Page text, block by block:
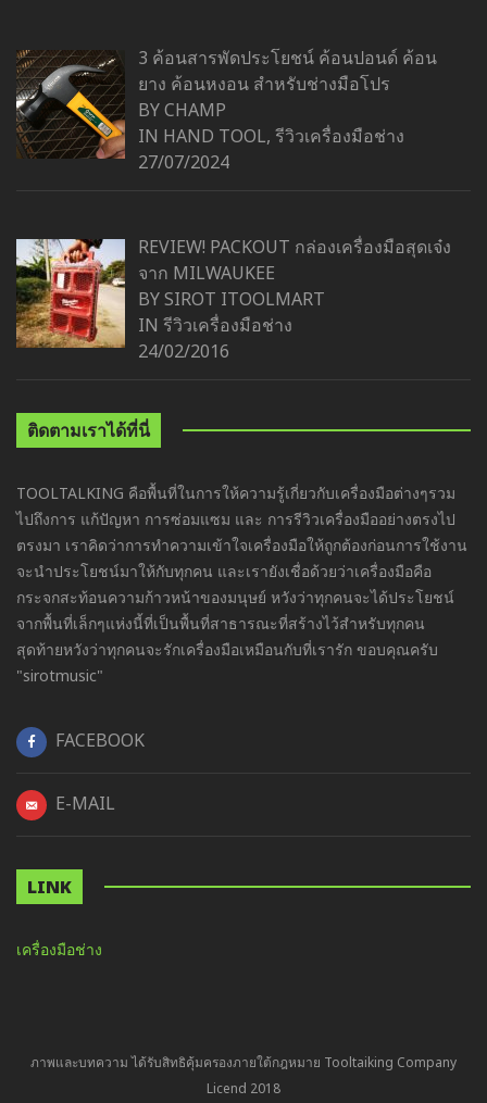
3 ค้อนสารพัดประโยชน์ ค้อนปอนด์ ค้อน
ยาง ค้อนหงอน สำหรับช่างมือโปร
BY CHAMP
IN HAND TOOL, รีวิวเครื่องมือช่าง
27/07/2024
REVIEW! PACKOUT กล่องเครื่องมือสุดเจ๋ง
จาก MILWAUKEE
BY SIROT ITOOLMART
IN รีวิวเครื่องมือช่าง
24/02/2016
ติดตามเราได้ที่นี่
TOOLTALKING คือพื้นที่ในการให้ความรู้เกี่ยวกับเครื่องมือต่างๆรวม
ไปถึงการ แก้ปัญหา การซ่อมแซม และ การรีวิวเครื่องมืออย่างตรงไป
ตรงมา เราคิดว่าการทำความเข้าใจเครื่องมือให้ถูกต้องก่อนการใช้งาน
จะนำประโยชน์มาให้กับทุกคน และเรายังเชื่อด้วยว่าเครื่องมือคือ
กระจกสะท้อนความก้าวหน้าของมนุษย์ หวังว่าทุกคนจะได้ประโยชน์
จากพื้นที่เล็กๆแห่งนี้ที่เป็นพื้นที่สาธารณะที่สร้างไว้สำหรับทุกคน
สุดท้ายหวังว่าทุกคนจะรักเครื่องมือเหมือนกับที่เรารัก ขอบคุณครับ
"sirotmusic"
FACEBOOK
E-MAIL
LINK
เครื่องมือช่าง
ภาพและบทความ ได้รับสิทธิคุ้มครองภายใต้กฎหมาย Tooltaiking Company
Licend 2018